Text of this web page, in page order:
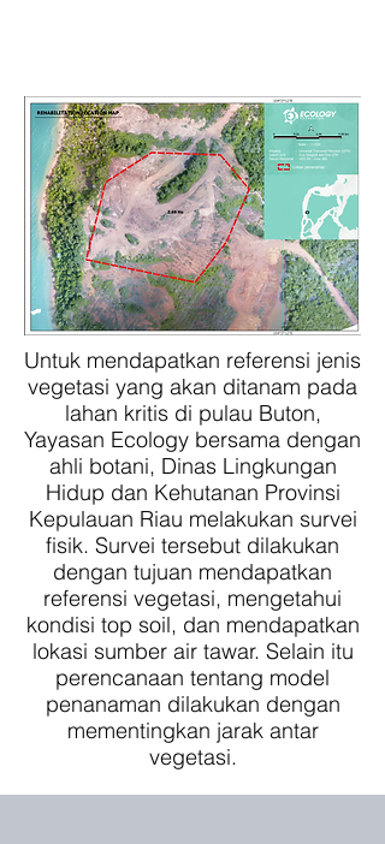
Untuk mendapatkan referensi jenis
vegetasi yang akan ditanam pada
lahan kritis di pulau Buton,
Yayasan Ecology bersama dengan
ahli botani, Dinas Lingkungan
Hidup dan Kehutanan Provinsi
Kepulauan Riau melakukan survei
fisik. Survei tersebut dilakukan
dengan tujuan mendapatkan
referensi vegetasi, mengetahui
kondisi top soil, dan mendapatkan
lokasi sumber air tawar. Selain itu
perencanaan tentang model
penanaman dilakukan dengan
mementingkan jarak antar
vegetasi.